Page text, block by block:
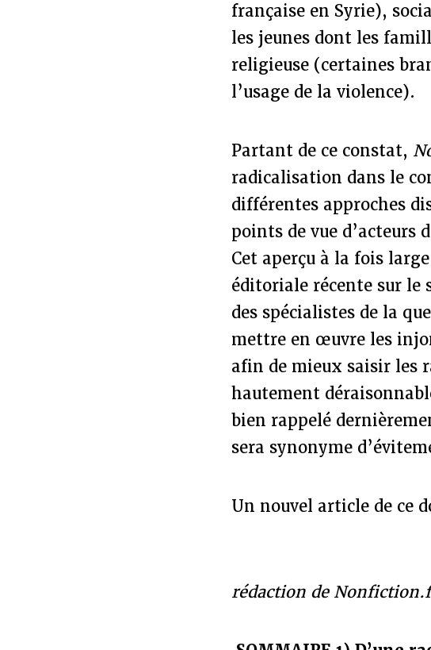
française en Syrie),
les jeunes dont les
religieuse (certaines
l’usage de la violence).
Partant de ce constat,
radicalisation dans le
différentes approches
points de vue
Cet aperçu à la fois
éditoriale récente sur le
des spécialistes de la
mettre en œuvre les
afin de mieux saisir les
hautement
bien rappelé
sera synonyme
Un nouvel article de ce
* Dossier
rédaction de